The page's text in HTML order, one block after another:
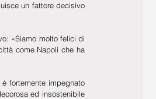
un fattore decisivo
«Siamo molto felici di
come Napoli che ha
fortemente impegnato
ed insostenibile